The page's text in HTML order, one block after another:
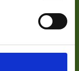
Bezoek De